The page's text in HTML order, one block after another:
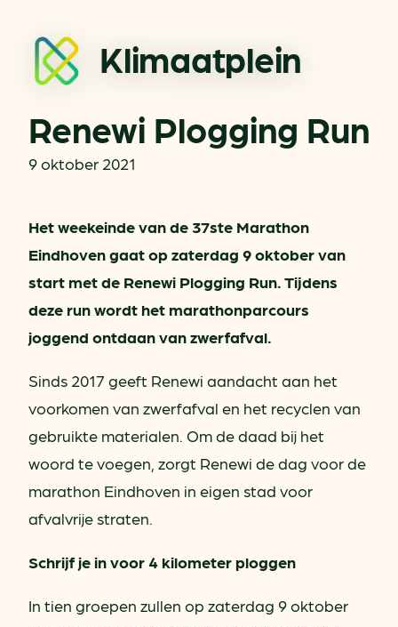
Klimaatplein
Renewi Plogging Run
9 oktober 2021
Het weekeinde van de 37ste Marathon
Eindhoven gaat op zaterdag 9 oktober van
start met de Renewi Plogging Run. Tijdens
deze run wordt het marathonparcours
joggend ontdaan van zwerfafval.
Sinds 2017 geeft Renewi aandacht aan het
voorkomen van zwerfafval en het recyclen van
gebruikte materialen. Om de daad bij het
woord te voegen, zorgt Renewi de dag voor de
marathon Eindhoven in eigen stad voor
afvalvrije straten.
Schrijf je in voor 4 kilometer ploggen
In tien groepen zullen op zaterdag 9 oktober